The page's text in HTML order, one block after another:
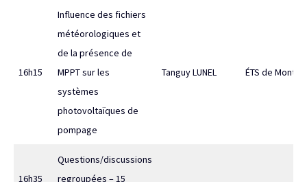
16h15
Influence des fichiers
météorologiques et
de la présence de
MPPT sur les
systèmes
photovoltaïques de
pompage
Tanguy LUNEL ÉTS de
16h35
Questions/discussions
regroupées – 15